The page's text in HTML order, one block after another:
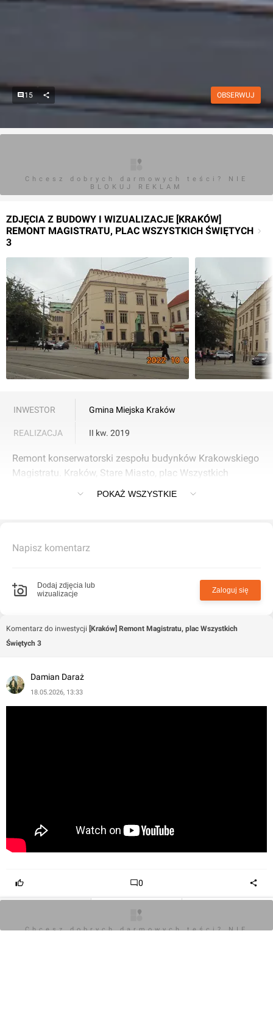
15 OBSERWUJ
Chcesz dobrych darmowych teści? NIE
BLOKUJ REKLAM
ZDJĘCIA Z BUDOWY I WIZUALIZACJE [KRAKÓW]
REMONT MAGISTRATU, PLAC WSZYSTKICH ŚWIĘTYCH
3
INWESTOR Gmina Miejska Kraków
REALIZACJA II kw. 2019
Remont konserwatorski zespołu budynków Krakowskiego
Magistratu. Kraków, Stare Miasto, plac Wszystkich
POKAŻ WSZYSTKIE
Napisz komentarz
Dodaj zdjęcia lub
wizualizacje
Zaloguj się
Komentarz do inwestycji [Kraków] Remont Magistratu, plac Wszystkich
Świętych 3
Damian Daraż
18.05.2026, 13:33
0
Zaloguj aby dodać komentarz
Chcesz dobrych darmowych teści? NIE